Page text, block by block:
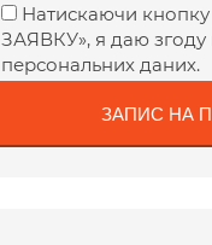
Натискаючи
ЗАЯВКУ», я даю згоду
персональних даних.